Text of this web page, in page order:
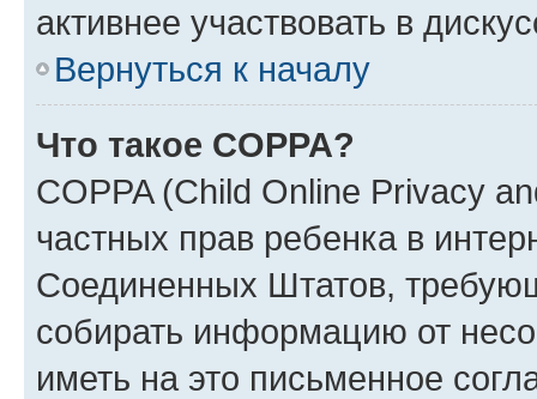
активнее участвовать в
Вернуться к началу
Что такое COPPA?
COPPA (Child Online Privacy
частных прав ребенка в
Соединенных Штатов,
собирать информацию от
иметь на это письменное